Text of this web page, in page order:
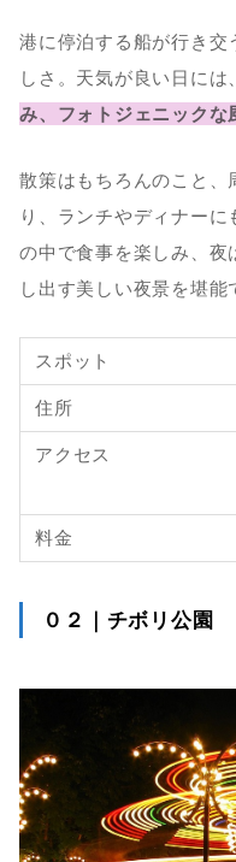
港に停泊する船が行き交
しさ。天気が良い日には、
み、フォトジェニックな
散策はもちろんのこと、
り、ランチやディナー
の中で食事を楽しみ、夜
し出す美しい夜景を堪能
スポット
住所
アクセス
料金
０２｜チボリ公園